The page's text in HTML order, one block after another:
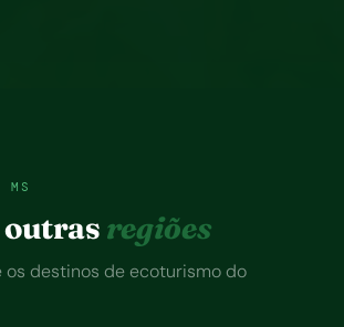
MS
regiões
os destinos de ecoturismo do